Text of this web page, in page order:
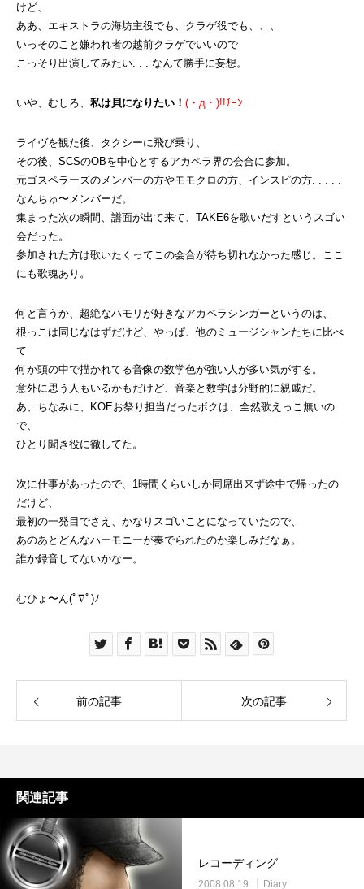
けど、
ああ、エキストラの海坊主役でも、クラゲ役でも、、、
いっそのこと嫌われ者の越前クラゲでいいので
こっそり出演してみたい. . . なんて勝手に妄想。
いや、むしろ、 私は貝になりたい！ (・д・)!!ﾁｰﾝ
ライヴを観た後、タクシーに飛び乗り、
その後、SCSのOBを中心とするアカペラ界の会合に参加。
元ゴスペラーズのメンバーの方やモモクロの方、インスピの方. . . . .
なんちゅ〜メンバーだ。
集まった次の瞬間、譜面が出て来て、TAKE6を歌いだすというスゴい
会だった。
参加された方は歌いたくってこの会合が待ち切れなかった感じ。ここ
にも歌魂あり。
何と言うか、超絶なハモリが好きなアカペラシンガーというのは、
根っこは同じなはずだけど、やっぱ、他のミュージシャンたちに比べ
て
何か頭の中で描かれてる音像の数学色が強い人が多い気がする。
意外に思う人もいるかもだけど、音楽と数学は分野的に親戚だ。
あ、ちなみに、KOEお祭り担当だったボクは、全然歌えっこ無いの
で、
ひとり聞き役に徹してた。
次に仕事があったので、1時間くらいしか同席出来ず途中で帰ったの
だけど、
最初の一発目でさえ、かなりスゴいことになっていたので、
あのあとどんなハーモニーが奏でられたのか楽しみだなぁ。
誰か録音してないかなー。
むひょ〜ん(ﾟ∇ﾟ)ﾉ
前の記事 次の記事
関連記事
レコーディング
2008.08.19 Diary